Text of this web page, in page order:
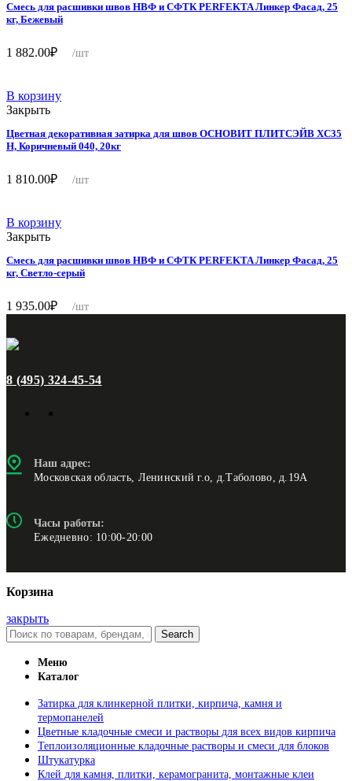
Смесь для расшивки швов НВФ и СФТК PERFEKTA Линкер Фасад, 25
кг, Бежевый
1 882.00₽ /шт
В корзину
Закрыть
Цветная декоративная затирка для швов ОСНОВИТ ПЛИТСЭЙВ XC35
Н, Коричневый 040, 20кг
1 810.00₽ /шт
В корзину
Закрыть
Смесь для расшивки швов НВФ и СФТК PERFEKTA Линкер Фасад, 25
кг, Светло-серый
1 935.00₽ /шт
8 (495) 324-45-54
Наш адрес:
Московская область, Ленинский г.о, д.Таболово, д.19А
Часы работы:
Ежедневно: 10:00-20:00
Корзина
закрыть
Search
Меню
Каталог
Затирка для клинкерной плитки, кирпича, камня и
термопанелей
Цветные кладочные смеси и растворы для всех видов кирпича
Теплоизоляционные кладочные растворы и смеси для блоков
Штукатурка
Клей для камня, плитки, керамогранита, монтажные клеи